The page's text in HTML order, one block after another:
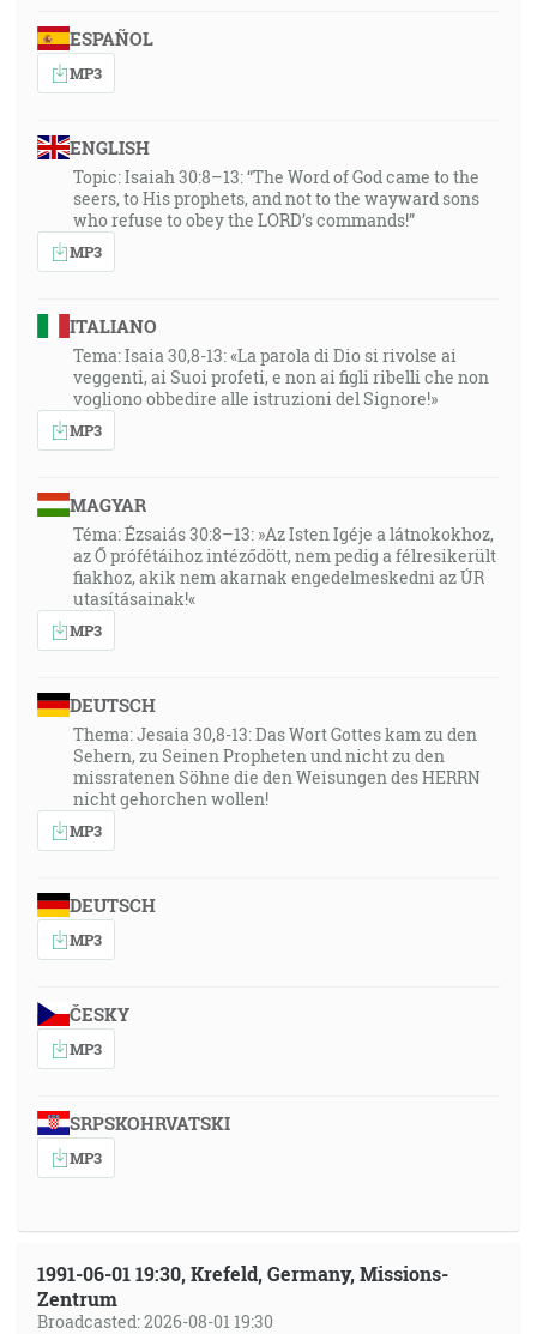
ESPAÑOL
MP3
ENGLISH
Topic: Isaiah 30:8–13: “The Word of God came to the
seers, to His prophets, and not to the wayward sons
who refuse to obey the LORD’s commands!”
MP3
ITALIANO
Tema: Isaia 30,8-13: «La parola di Dio si rivolse ai
veggenti, ai Suoi profeti, e non ai figli ribelli che non
vogliono obbedire alle istruzioni del Signore!»
MP3
MAGYAR
Téma: Ézsaiás 30:8–13: »Az Isten Igéje a látnokokhoz,
az Ő prófétáihoz intéződött, nem pedig a félresikerült
fiakhoz, akik nem akarnak engedelmeskedni az ÚR
utasításainak!«
MP3
DEUTSCH
Thema: Jesaia 30,8-13: Das Wort Gottes kam zu den
Sehern, zu Seinen Propheten und nicht zu den
missratenen Söhne die den Weisungen des HERRN
nicht gehorchen wollen!
MP3
DEUTSCH
MP3
ČESKY
MP3
SRPSKOHRVATSKI
MP3
1991-06-01 19:30, Krefeld, Germany, Missions-
Zentrum
Broadcasted: 2026-08-01 19:30